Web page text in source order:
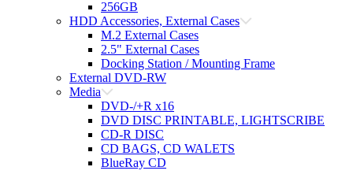
256GB
HDD Accessories, External Cases
M.2 External Cases
2.5" External Cases
Docking Station / Mounting Frame
External DVD-RW
Media
DVD-/+R x16
DVD DISC PRINTABLE, LIGHTSCRIBE
CD-R DISC
CD BAGS, CD WALETS
BlueRay CD